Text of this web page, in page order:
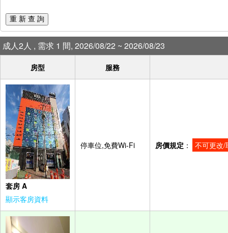
重 新 查 詢
成人2人 , 需求 1 間, 2026/08/22 ~ 2026/08/23
房型 服務
套房 A
顯示客房資料
停車位,免費Wi-Fi 房價規定 ： 不可更改/